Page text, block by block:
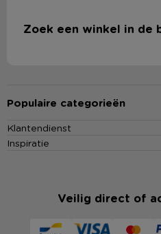
Zoek een winkel in de
Populaire categorieën
Klantendienst
Inspiratie
Veilig direct of